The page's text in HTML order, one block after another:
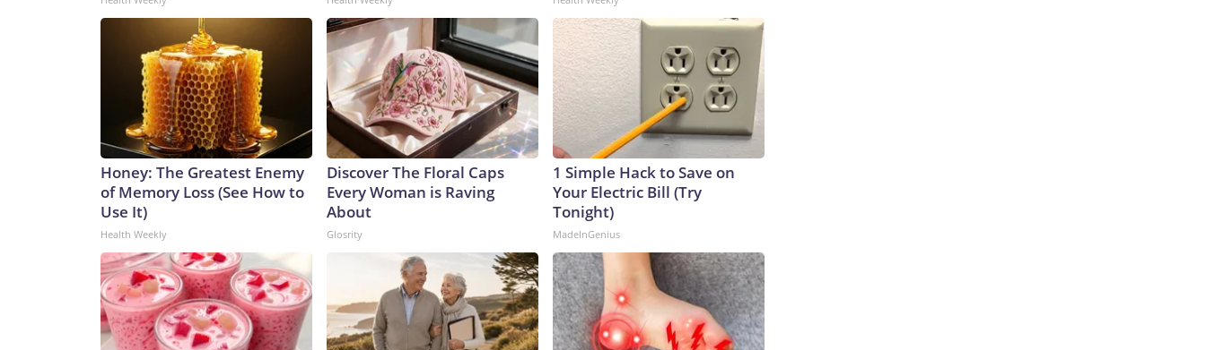
Honey: The Greatest Enemy
of Memory Loss (See How to
Use It)
Health Weekly
Discover The Floral Caps
Every Woman is Raving
About
Glosrity
1 Simple Hack to Save on
Your Electric Bill (Try
Tonight)
MadeInGenius